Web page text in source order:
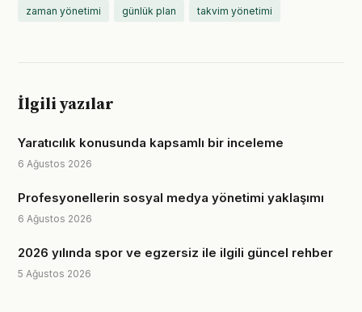
zaman yönetimi günlük plan takvim yönetimi
İlgili yazılar
Yaratıcılık konusunda kapsamlı bir inceleme
6 Ağustos 2026
Profesyonellerin sosyal medya yönetimi yaklaşımı
6 Ağustos 2026
2026 yılında spor ve egzersiz ile ilgili güncel rehber
5 Ağustos 2026